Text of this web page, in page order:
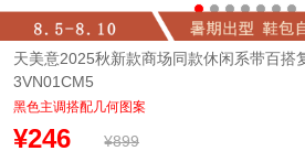
天美意2025秋新款商场同款休闲系带百搭
3VN01CM5
黑色主调搭配几何图案
¥246 ¥899